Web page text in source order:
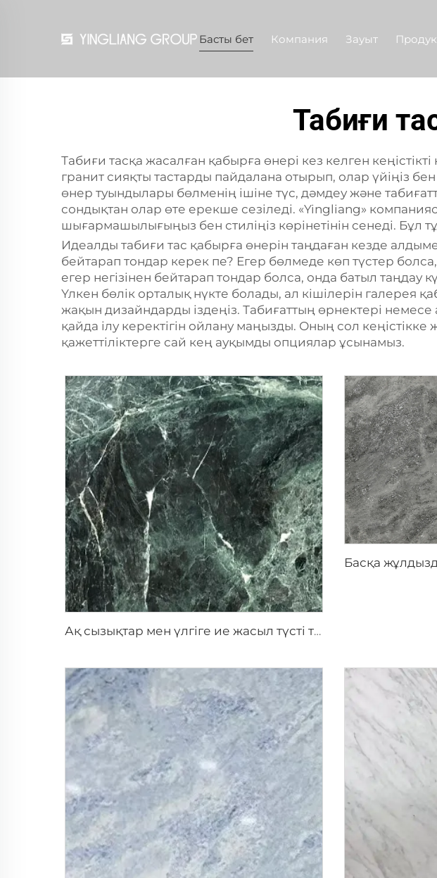
Басты бет Компания Зауыт
Табиғи
Табиғи тасқа жасалған қабырға өнері кез келген
гранит сияқты тастарды пайдалана отырып, олар үйіңіз
өнер туындылары бөлменің ішіне түс, дәмдеу және
сондықтан олар өте ерекше сезіледі. «Yingliang»
шығармашылығыңыз бен стиліңіз көрінетінін сенеді. Бұл
Идеалды табиғи тас қабырға өнерін таңдаған кезде
бейтарап тондар керек пе? Егер бөлмеде көп түстер
егер негізінен бейтарап тондар болса, онда батыл
Үлкен бөлік орталық нүкте болады, ал кішілерін галерея
жақын дизайндарды іздеңіз. Табиғаттың өрнектері немесе
қайда ілу керектігін ойлану маңызды. Оның сол кеңістікке
қажеттіліктерге сай кең ауқымды опциялар ұсынамыз.
Ақ сызықтар мен үлгіге ие жасыл түсті табиғи тас мәрмәр, Prada Green